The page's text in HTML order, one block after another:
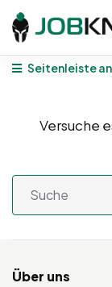
Seitenleiste
Versuche
Über uns